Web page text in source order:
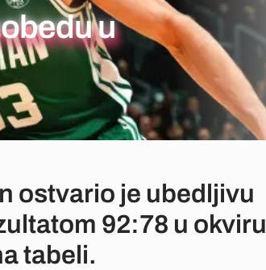
u
ostvario je ubedljivu
92:78 u okviru
tabeli.